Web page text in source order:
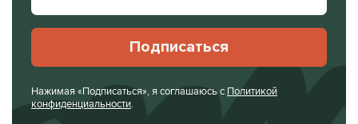
Подписаться
Нажимая «Подписаться», я соглашаюсь с Политикой
конфиденциальности.